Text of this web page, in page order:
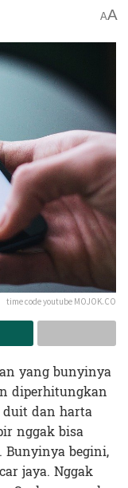
AA
time code youtube MOJOK.CO
yang bunyinya
diperhitungkan
duit dan harta
nggak bisa
begini,
jaya. Nggak